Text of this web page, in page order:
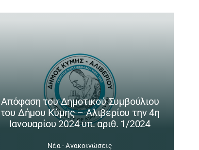
Απόφαση του Δημοτικού Συμβούλιου
του Δήμου Κύμης – Αλιβερίου την 4η
Ιανουαρίου 2024 υπ. αριθ. 1/2024
Νέα - Ανακοινώσεις